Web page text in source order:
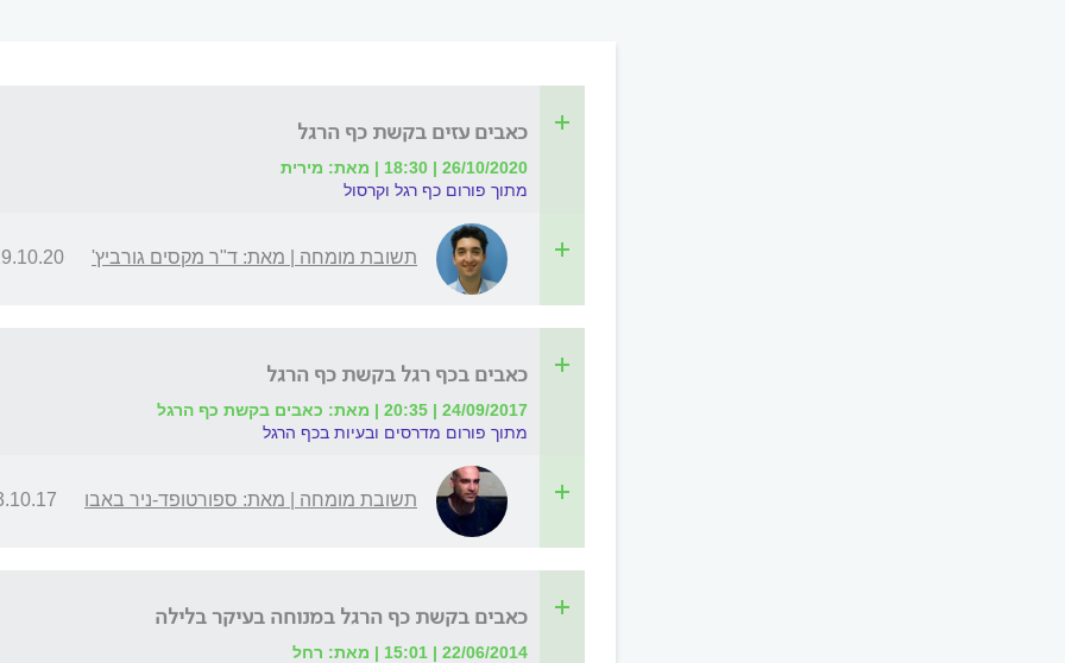
כאבים עזים בקשת כף הרגל
26/10/2020 | 18:30 | מאת: מירית
מתוך פורום כף רגל וקרסול
תשובת מומחה | מאת: ד"ר מקסים גורביץ' | 12:49
כאבים בכף רגל בקשת כף הרגל
24/09/2017 | 20:35 | מאת: כאבים בקשת כף הרגל
מתוך פורום מדרסים ובעיות בכף הרגל
תשובת מומחה | מאת: ספורטופד-ניר באבו | 16:32
כאבים בקשת כף הרגל במנוחה בעיקר בלילה
22/06/2014 | 15:01 | מאת: רחל